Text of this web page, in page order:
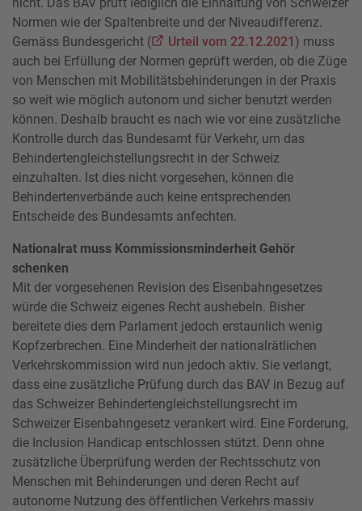
Normen wie der Spaltenbreite und der Niveaudifferenz.
Gemäss Bundesgericht (
Urteil vom 22.12.2021) muss
auch bei Erfüllung der Normen geprüft werden, ob die Züge
von Menschen mit Mobilitätsbehinderungen in der Praxis
so weit wie möglich autonom und sicher benutzt werden
können. Deshalb braucht es nach wie vor eine zusätzliche
Kontrolle durch das Bundesamt für Verkehr, um das
Behindertengleichstellungsrecht in der Schweiz
einzuhalten. Ist dies nicht vorgesehen, können die
Behindertenverbände auch keine entsprechenden
Entscheide des Bundesamts anfechten.
Nationalrat muss Kommissionsminderheit Gehör
schenken
Mit der vorgesehenen Revision des Eisenbahngesetzes
würde die Schweiz eigenes Recht aushebeln. Bisher
bereitete dies dem Parlament jedoch erstaunlich wenig
Kopfzerbrechen. Eine Minderheit der nationalrätlichen
Verkehrskommission wird nun jedoch aktiv. Sie verlangt,
dass eine zusätzliche Prüfung durch das BAV in Bezug auf
das Schweizer Behindertengleichstellungsrecht im
Schweizer Eisenbahngesetz verankert wird. Eine Forderung,
die Inclusion Handicap entschlossen stützt. Denn ohne
zusätzliche Überprüfung werden der Rechtsschutz von
Menschen mit Behinderungen und deren Recht auf
autonome Nutzung des öffentlichen Verkehrs massiv